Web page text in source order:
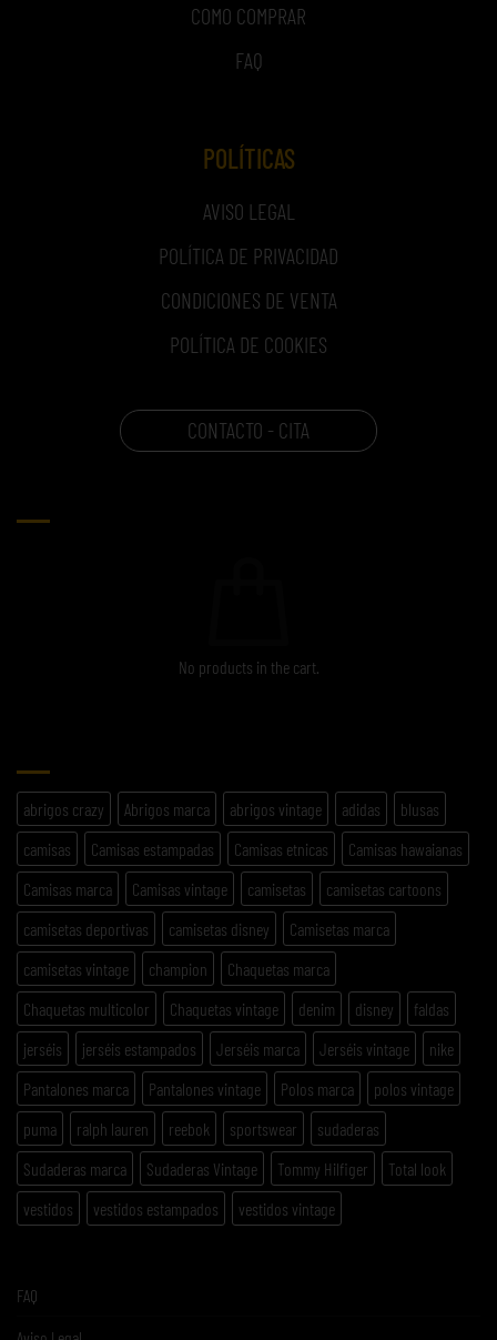
COMO COMPRAR
FAQ
POLÍTICAS
AVISO LEGAL
POLÍTICA DE PRIVACIDAD
CONDICIONES DE VENTA
POLÍTICA DE COOKIES
CONTACTO - CITA
No products in the cart.
abrigos crazy Abrigos marca abrigos vintage adidas
blusas
camisas
Camisas estampadas Camisas etnicas
Camisas hawaianas
Camisas marca
Camisas vintage camisetas
camisetas cartoons
camisetas deportivas
camisetas disney
Camisetas marca
camisetas vintage
champion
Chaquetas marca
Chaquetas multicolor
Chaquetas vintage denim disney
faldas
jerséis
jerséis estampados Jerséis marca Jerséis vintage
nike
Pantalones marca
Pantalones vintage Polos marca
polos vintage
puma
ralph lauren reebok sportswear
sudaderas
Sudaderas marca
Sudaderas Vintage Tommy Hilfiger
Total look
vestidos
vestidos estampados vestidos vintage
FAQ